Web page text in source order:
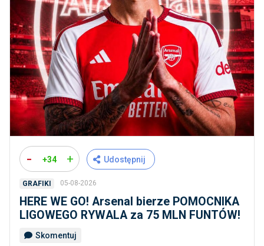
- +34 + Udostępnij
GRAFIKI 05-08-2026
HERE WE GO! Arsenal bierze POMOCNIKA
LIGOWEGO RYWALA za 75 MLN FUNTÓW!
Skomentuj